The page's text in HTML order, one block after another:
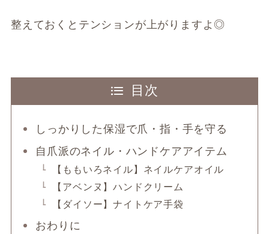
整えておくとテンションが上がりますよ◎
目次
しっかりした保湿で爪・指・手を守る
自爪派のネイル・ハンドケアアイテム
【ももいろネイル】ネイルケアオイル
【アベンヌ】ハンドクリーム
【ダイソー】ナイトケア手袋
おわりに